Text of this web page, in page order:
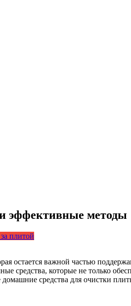
эффективные методы
плитой
остается важной частью
средства, которые не только
средства для очистки